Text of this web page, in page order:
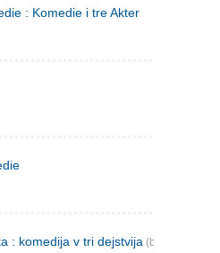
: Komedie i tre Akter
: komedija v tri dejstvija (bulgarsk)